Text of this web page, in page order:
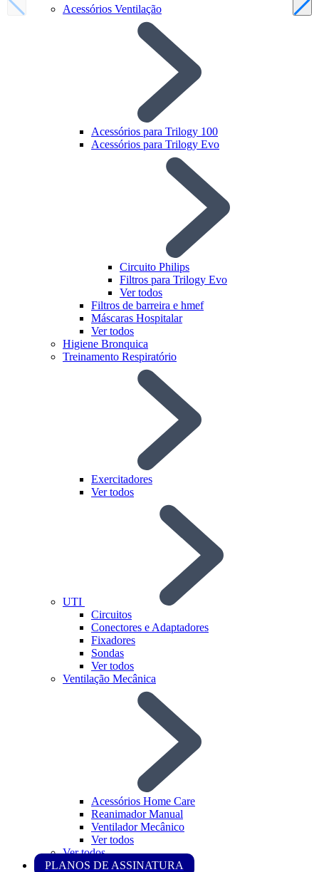
Acessórios Ventilação
Acessórios para Trilogy 100
Acessórios para Trilogy Evo
Circuito Philips
Filtros para Trilogy Evo
Ver todos
Filtros de barreira e hmef
Máscaras Hospitalar
Ver todos
Higiene Bronquica
Treinamento Respiratório
Exercitadores
Ver todos
UTI
Circuitos
Conectores e Adaptadores
Fixadores
Sondas
Ver todos
Ventilação Mecânica
Acessórios Home Care
Reanimador Manual
Ventilador Mecânico
Ver todos
Ver todos
PLANOS DE ASSINATURA